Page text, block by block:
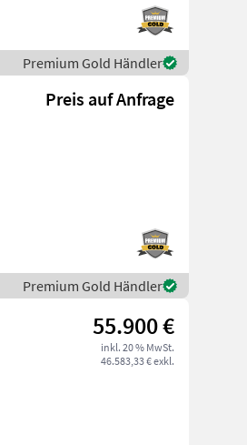
Premium Gold Händler
Preis auf Anfrage
Premium Gold Händler
55.900 €
inkl. 20 % MwSt.
46.583,33 € exkl.